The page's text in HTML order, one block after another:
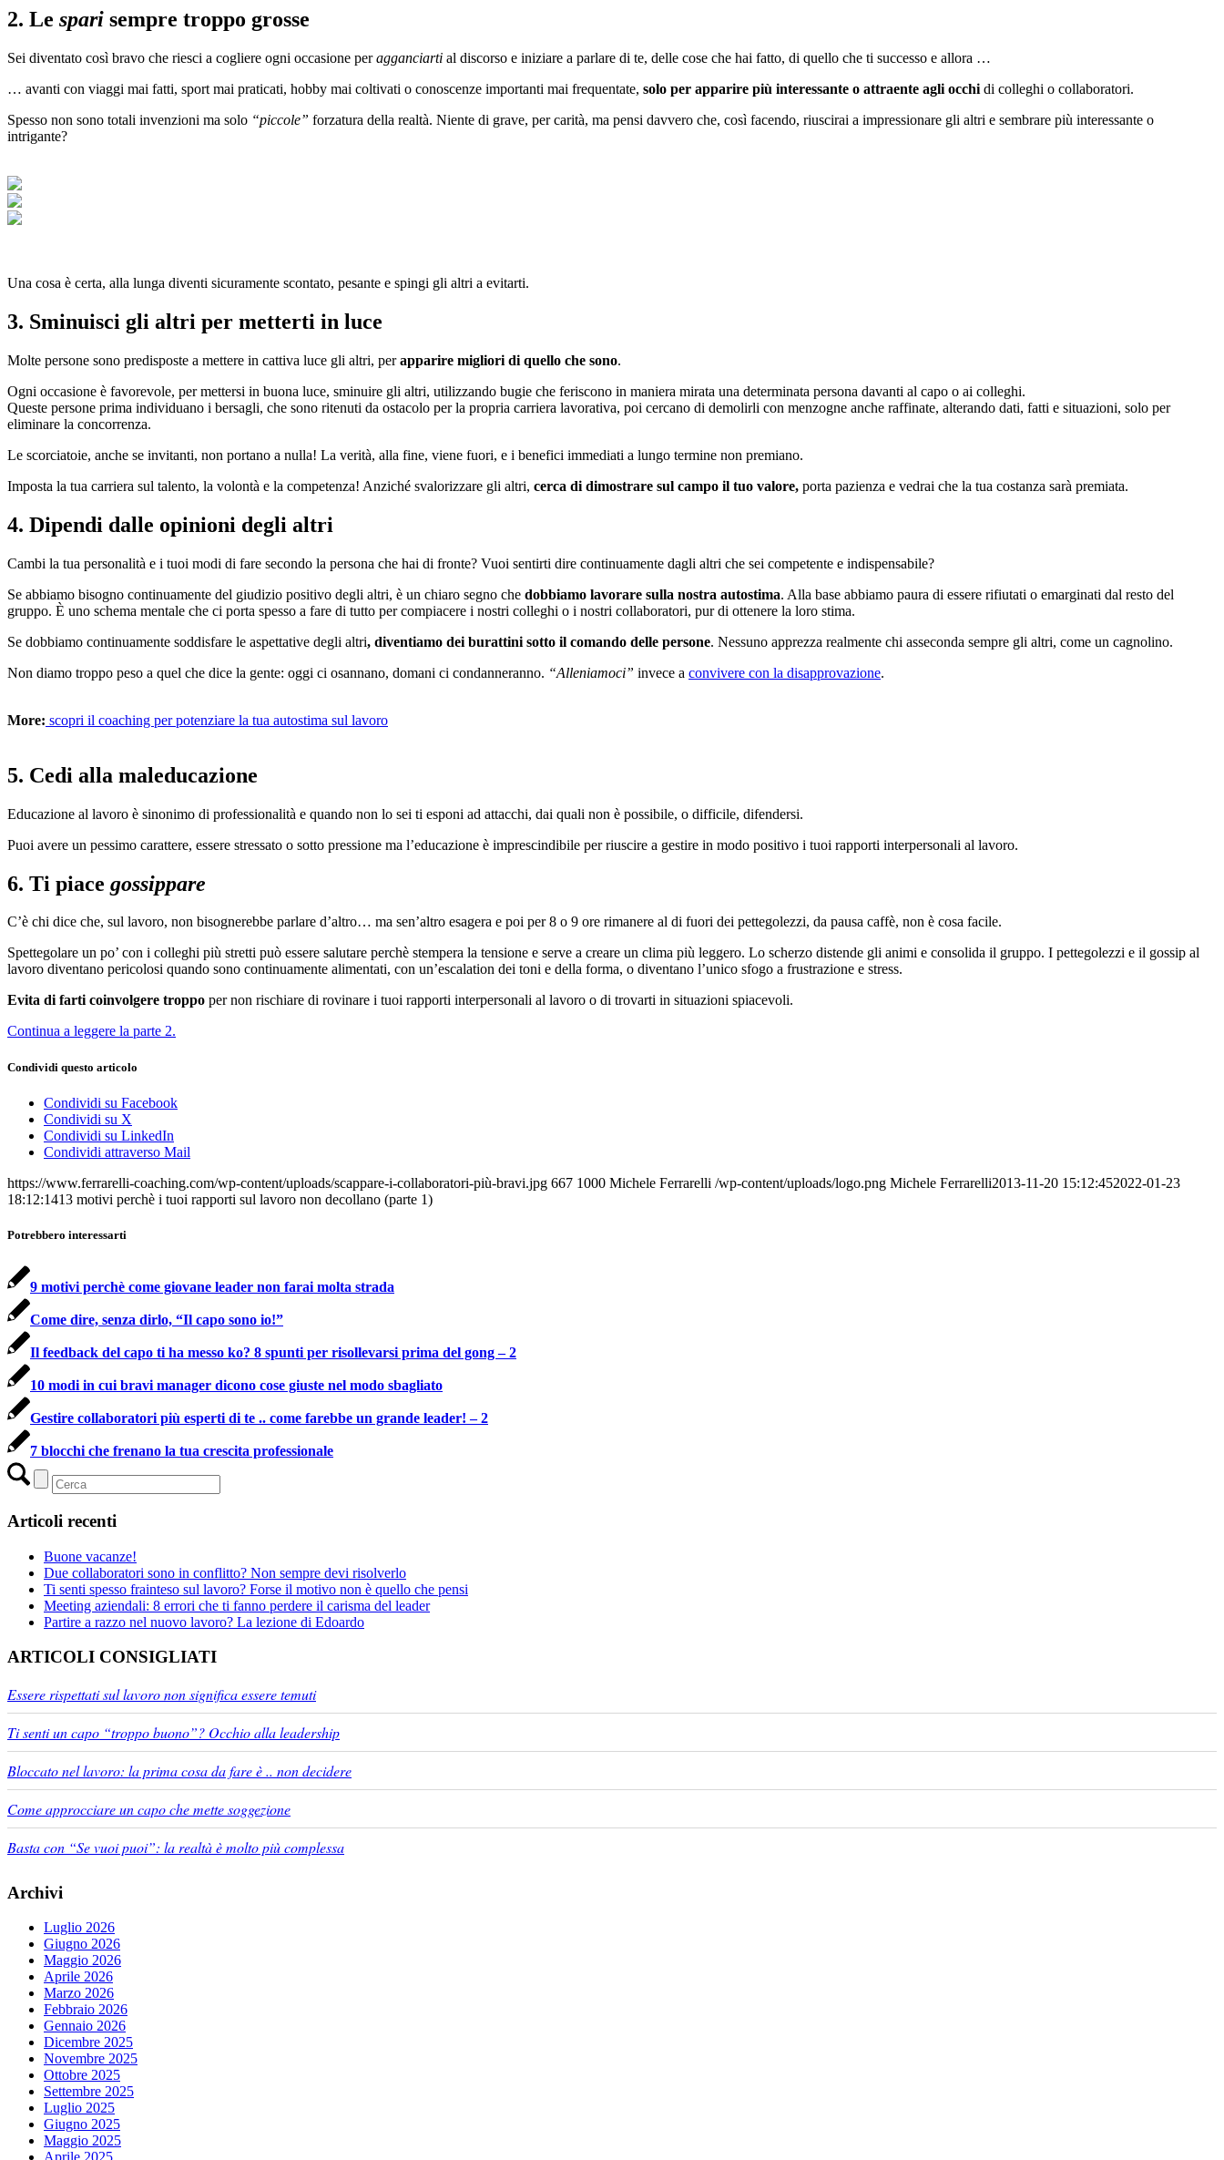
2. Le spari sempre troppo grosse
Sei diventato così bravo che riesci a cogliere ogni occasione peragganciarti al discorso e iniziare a parlare di te, delle cose che hai fatto, di quello che ti successo e allora …
… avanti con viaggi mai fatti, sport mai praticati, hobby mai coltivati o conoscenze importanti mai frequentate, solo per apparire più interessante o attraente agli occhi di colleghi o collaboratori.
Spesso non sono totali invenzioni ma solo “piccole” forzatura della realtà. Niente di grave, per carità, ma pensi davvero che, così facendo, riuscirai a impressionare gli altri e sembrare più interessante o
intrigante?
Una cosa è certa, alla lunga diventi sicuramente scontato, pesante e spingi gli altri a evitarti.
3. Sminuisci gli altri per metterti in luce
Molte persone sono predisposte a mettere in cattiva luce gli altri, perapparire migliori di quello che sono.
Ogni occasione è favorevole, per mettersi in buona luce, sminuire gli altri, utilizzando bugie che feriscono in maniera mirata una determinata persona davanti al capo o ai colleghi.
Queste persone prima individuano i bersagli, che sono ritenuti da ostacolo per la propria carriera lavorativa, poi cercano di demolirli con menzogne anche raffinate, alterando dati, fatti e situazioni, solo per
eliminare la concorrenza.
Le scorciatoie, anche se invitanti, non portano a nulla! La verità, alla fine, viene fuori, e i benefici immediati a lungo termine non premiano.
Imposta la tua carriera sul talento, la volontà e la competenza! Anziché svalorizzare gli altri, cerca di dimostrare sul campo il tuo valore, porta pazienza e vedrai che la tua costanza sarà premiata.
4. Dipendi dalle opinioni degli altri
Cambi la tua personalità e i tuoi modi di fare secondo la persona che hai di fronte? Vuoi sentirti dire continuamente dagli altri che sei competente e indispensabile?
Se abbiamo bisogno continuamente del giudizio positivo degli altri, è un chiaro segno che dobbiamo lavorare sulla nostra autostima. Alla base abbiamo paura di essere rifiutati o emarginati dal resto del
gruppo. È uno schema mentale che ci porta spesso a fare di tutto per compiacere i nostri colleghi o i nostri collaboratori, pur di ottenere la loro stima.
Se dobbiamo continuamente soddisfare le aspettative degli altri, diventiamo dei burattini sotto il comando delle persone. Nessuno apprezza realmente chi asseconda sempre gli altri, come un cagnolino.
Non diamo troppo peso a quel che dice la gente: oggi ci osannano, domani ci condanneranno. “Alleniamoci” invece a convivere con la disapprovazione.
More: scopri il coaching per potenziare la tua autostima sul lavoro
5. Cedi alla maleducazione
Educazione al lavoro è sinonimo di professionalità e quando non lo sei ti esponi ad attacchi, dai quali non è possibile, o difficile, difendersi.
Puoi avere un pessimo carattere, essere stressato o sotto pressione ma l’educazione è imprescindibile per riuscire a gestire in modo positivo i tuoi rapporti interpersonali al lavoro.
6. Ti piace gossippare
C’è chi dice che, sul lavoro, non bisognerebbe parlare d’altro… ma sen’altro esagera e poi per 8 o 9 ore rimanere al di fuori dei pettegolezzi, da pausa caffè, non è cosa facile.
Spettegolare un po’ con i colleghi più stretti può essere salutare perchè stempera la tensione e serve a creare un clima più leggero. Lo scherzo distende gli animi e consolida il gruppo. I pettegolezzi e il gossip al
lavoro diventano pericolosi quando sono continuamente alimentati, con un’escalation dei toni e della forma, o diventano l’unico sfogo a frustrazione e stress.
Evita di farti coinvolgere troppo per non rischiare di rovinare i tuoi rapporti interpersonali al lavoro o di trovarti in situazioni spiacevoli.
Continua a leggere la parte 2.
Condividi questo articolo
Condividi su Facebook
Condividi su X
Condividi su LinkedIn
Condividi attraverso Mail
https://www.ferrarelli-coaching.com/wp-content/uploads/scappare-i-collaboratori-più-bravi.jpg 667 1000 Michele Ferrarelli /wp-content/uploads/logo.png Michele Ferrarelli2013-11-20 15:12:452022-01-23
18:12:1413 motivi perchè i tuoi rapporti sul lavoro non decollano (parte 1)
Potrebbero interessarti
9 motivi perchè come giovane leader non farai molta strada
Come dire, senza dirlo, “Il capo sono io!”
Il feedback del capo ti ha messo ko? 8 spunti per risollevarsi prima del gong – 2
10 modi in cui bravi manager dicono cose giuste nel modo sbagliato
Gestire collaboratori più esperti di te .. come farebbe un grande leader! – 2
7 blocchi che frenano la tua crescita professionale
Articoli recenti
Buone vacanze!
Due collaboratori sono in conflitto? Non sempre devi risolverlo
Ti senti spesso frainteso sul lavoro? Forse il motivo non è quello che pensi
Meeting aziendali: 8 errori che ti fanno perdere il carisma del leader
Partire a razzo nel nuovo lavoro? La lezione di Edoardo
ARTICOLI CONSIGLIATI
Essere rispettati sul lavoro non significa essere temuti
Ti senti un capo “troppo buono”? Occhio alla leadership
Bloccato nel lavoro: la prima cosa da fare è .. non decidere
Come approcciare un capo che mette soggezione
Basta con “Se vuoi puoi”: la realtà è molto più complessa
Archivi
Luglio 2026
Giugno 2026
Maggio 2026
Aprile 2026
Marzo 2026
Febbraio 2026
Gennaio 2026
Dicembre 2025
Novembre 2025
Ottobre 2025
Settembre 2025
Luglio 2025
Giugno 2025
Maggio 2025